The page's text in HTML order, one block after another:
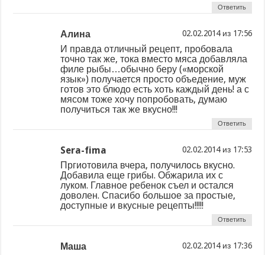
Ответить
Алина из
И правда отличный рецепт, пробовала
точно так же, тока вместо мяса добавляла
филе рыбы…обычно беру («морской
язык») получается просто объедение, муж
готов это блюдо есть хоть каждый день! а с
мясом тоже хочу попробовать, думаю
получиться так же вкусно!!!
Ответить
Sera-fima из
Пргиотовила вчера, получилось вкусно.
Добавила еще грибы. Обжарила их с
луком. Главное ребенок съел и остался
доволен. Спасибо большое за простые,
доступные и вкусные рецепты!!!!!
Ответить
Маша из